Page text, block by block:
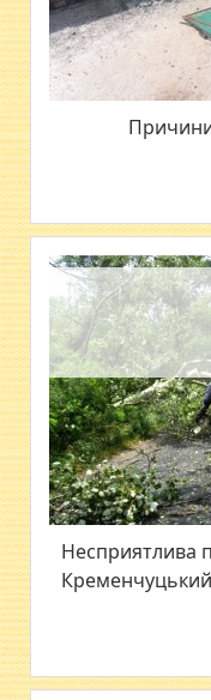
Причини
Несприятлива